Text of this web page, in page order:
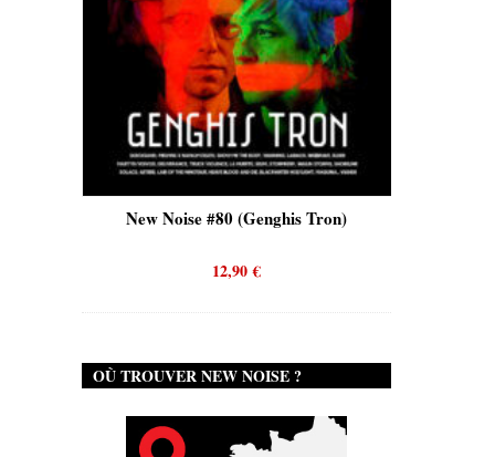
New Noise #80 (Genghis Tron)
OÙ TROUVER NEW NOISE ?